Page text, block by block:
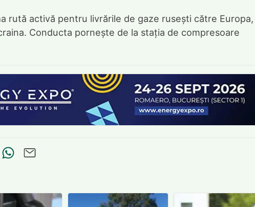
rută activă pentru livrările de gaze rusești către Europa,
Conducta pornește de la stația de compresoare
pe Twitter
pe LinkedIn
Distribuie pe Pinterest
Trimite prin whatsapp